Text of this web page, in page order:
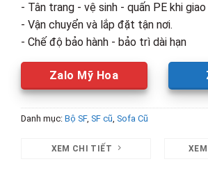
- Tân trang - vệ sinh - quấn PE khi giao
- Vận chuyển và lắp đặt tận nơi.
- Chế độ bảo hành - bảo trì dài hạn
Zalo Mỹ Hoa
Danh mục: Bộ SF, SF cũ, Sofa Cũ
XEM CHI TIẾT